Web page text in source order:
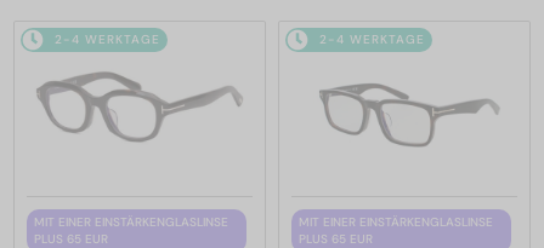
2-4 WERKTAGE
MIT EINER EINSTÄRKENGLASLINSE
PLUS 65 EUR
2-4 WERKTAGE
MIT EINER EINSTÄRKENGLASLINSE
PLUS 65 EUR